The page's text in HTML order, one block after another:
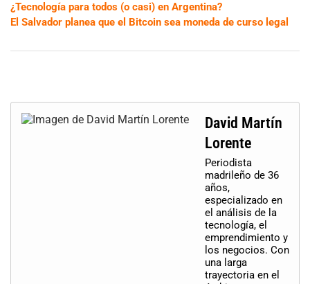
¿Tecnología para todos (o casi) en Argentina?
El Salvador planea que el Bitcoin sea moneda de curso legal
David Martín
Lorente
Periodista
madrileño de 36
años,
especializado en
el análisis de la
tecnología, el
emprendimiento y
los negocios. Con
una larga
trayectoria en el